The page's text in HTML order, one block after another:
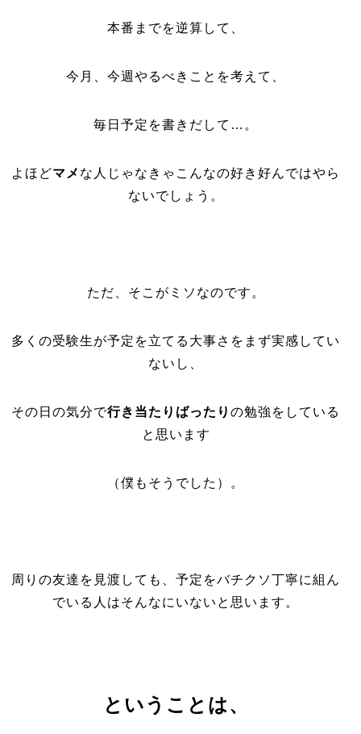
本番までを逆算して、
今月、今週やるべきことを考えて、
毎日予定を書きだして…。
よほどマメ な人じゃなきゃこんなの好き好んではやら
ないでしょう。
ただ、そこがミソなのです。
多くの受験生が予定を立てる大事さをまず実感してい
ないし、
その日の気分で行き当たりばったりの勉強をしている
と思います
（僕もそうでした）。
周りの友達を見渡しても、予定をバチクソ丁寧に組ん
でいる人はそんなにいないと思います。
ということは、